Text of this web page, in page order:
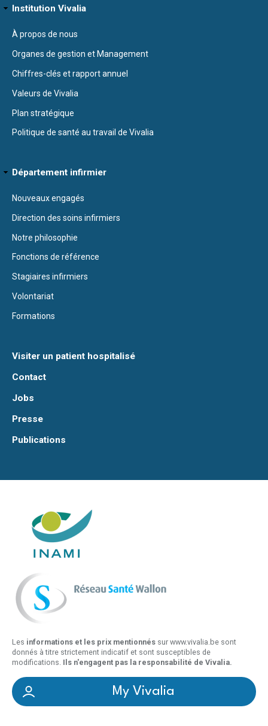
Institution Vivalia
À propos de nous
Organes de gestion et Management
Chiffres-clés et rapport annuel
Valeurs de Vivalia
Plan stratégique
Politique de santé au travail de Vivalia
Département infirmier
Nouveaux engagés
Direction des soins infirmiers
Notre philosophie
Fonctions de référence
Stagiaires infirmiers
Volontariat
Formations
Visiter un patient hospitalisé
Contact
Jobs
Presse
Publications
Les informations et les prix mentionnés sur www.vivalia.be sont
donnés à titre strictement indicatif et sont susceptibles de
modifications. Ils n'engagent pas la responsabilité de Vivalia.
My Vivalia